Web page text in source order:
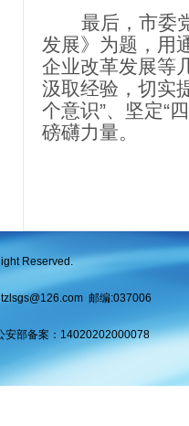
最后，市委
发展》为题，用
企业改革发展等
汲取经验，切实
个意识”、坚定“
磅礴力量。
Reserved.
邮编:037006
安部备案： 14020202000078